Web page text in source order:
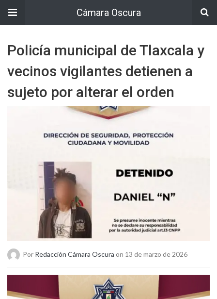
Cámara Oscura
Policía municipal de Tlaxcala y
vecinos vigilantes detienen a
sujeto por alterar el orden
Por Redacción Cámara Oscura on 13 de marzo de 2026